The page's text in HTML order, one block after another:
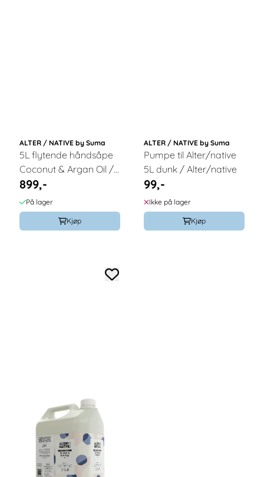
ALTER / NATIVE by Suma
5L flytende håndsåpe
Coconut & Argan Oil /
Alter/native
899,-
På lager
Kjøp
ALTER / NATIVE by Suma
Pumpe til Alter/native
5L dunk / Alter/native
99,-
Ikke på lager
Kjøp